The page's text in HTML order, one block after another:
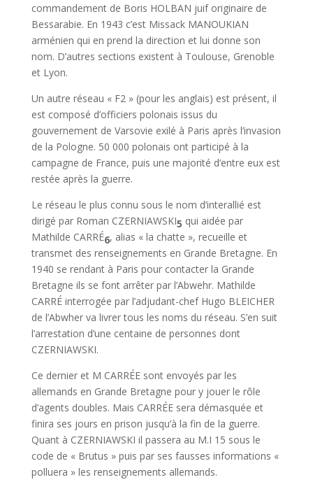
commandement de Boris HOLBAN juif originaire de
Bessarabie. En 1943 c’est Missack MANOUKIAN
arménien qui en prend la direction et lui donne son
nom. D’autres sections existent à Toulouse, Grenoble
et Lyon.
Un autre réseau « F2 » (pour les anglais) est présent, il
est composé d’officiers polonais issus du
gouvernement de Varsovie exilé à Paris après l’invasion
de la Pologne. 50 000 polonais ont participé à la
campagne de France, puis une majorité d’entre eux est
restée après la guerre.
Le réseau le plus connu sous le nom d’interallié est
dirigé par Roman CZERNIAWSKI5 qui aidée par
Mathilde CARRÉ6, alias « la chatte », recueille et
transmet des renseignements en Grande Bretagne. En
1940 se rendant à Paris pour contacter la Grande
Bretagne ils se font arrêter par l’Abwehr. Mathilde
CARRÉ interrogée par l’adjudant-chef Hugo BLEICHER
de l’Abwher va livrer tous les noms du réseau. S’en suit
l’arrestation d’une centaine de personnes dont
CZERNIAWSKI.
Ce dernier et M CARRÉE sont envoyés par les
allemands en Grande Bretagne pour y jouer le rôle
d’agents doubles. Mais CARRÉE sera démasquée et
finira ses jours en prison jusqu’à la fin de la guerre.
Quant à CZERNIAWSKI il passera au M.I 15 sous le
code de « Brutus » puis par ses fausses informations «
polluera » les renseignements allemands.